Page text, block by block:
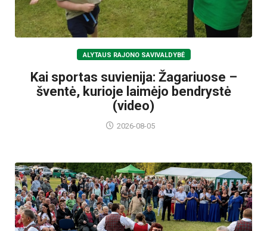
ALYTAUS RAJONO SAVIVALDYBĖ
Kai sportas suvienija: Žagariuose –
šventė, kurioje laimėjo bendrystė
(video)
2026-08-05